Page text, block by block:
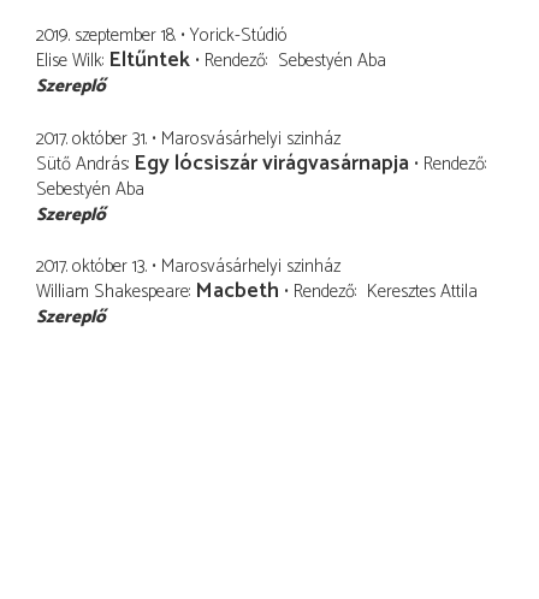
2019. szeptember 18. Yorick-Stúdió
Elise Wilk Eltűntek Rendező Sebestyén Aba
Szereplő
2017. október 31. Marosvásárhelyi szinház
Sütő András Egy lócsiszár virágvasárnapja Rendező
Sebestyén Aba
Szereplő
2017. október 13. Marosvásárhelyi szinház
William Shakespeare Macbeth Rendező Keresztes Attila
Szereplő